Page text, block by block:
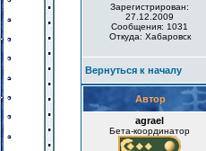
Зарегистрирован:
27.12.2009
Сообщения: 1031
Откуда: Хабаровск
Вернуться к началу
Автор
agrael
Бета-координатор